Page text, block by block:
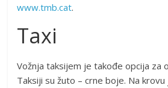
www.tmb.cat.
Taxi
Vožnja taksijem je takođe opcija za
Taksiji su žuto – crne boje. Na krovu